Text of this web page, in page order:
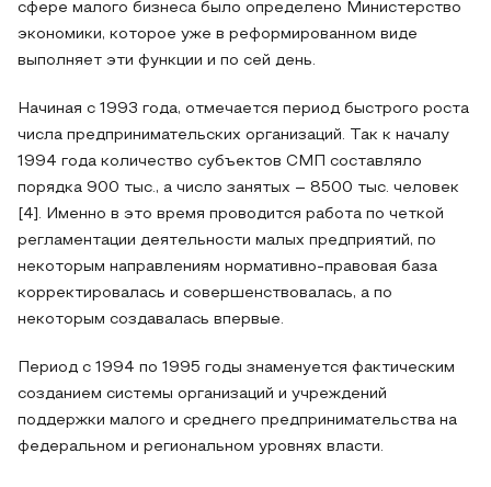
сфере малого бизнеса было определено Министерство
экономики, которое уже в реформированном виде
выполняет эти функции и по сей день.
Начиная с 1993 года, отмечается период быстрого роста
числа предпринимательских организаций. Так к началу
1994 года количество субъектов СМП составляло
порядка 900 тыс., а число занятых – 8500 тыс. человек
[4]. Именно в это время проводится работа по четкой
регламентации деятельности малых предприятий, по
некоторым направлениям нормативно-правовая база
корректировалась и совершенствовалась, а по
некоторым создавалась впервые.
Период с 1994 по 1995 годы знаменуется фактическим
созданием системы организаций и учреждений
поддержки малого и среднего предпринимательства на
федеральном и региональном уровнях власти.